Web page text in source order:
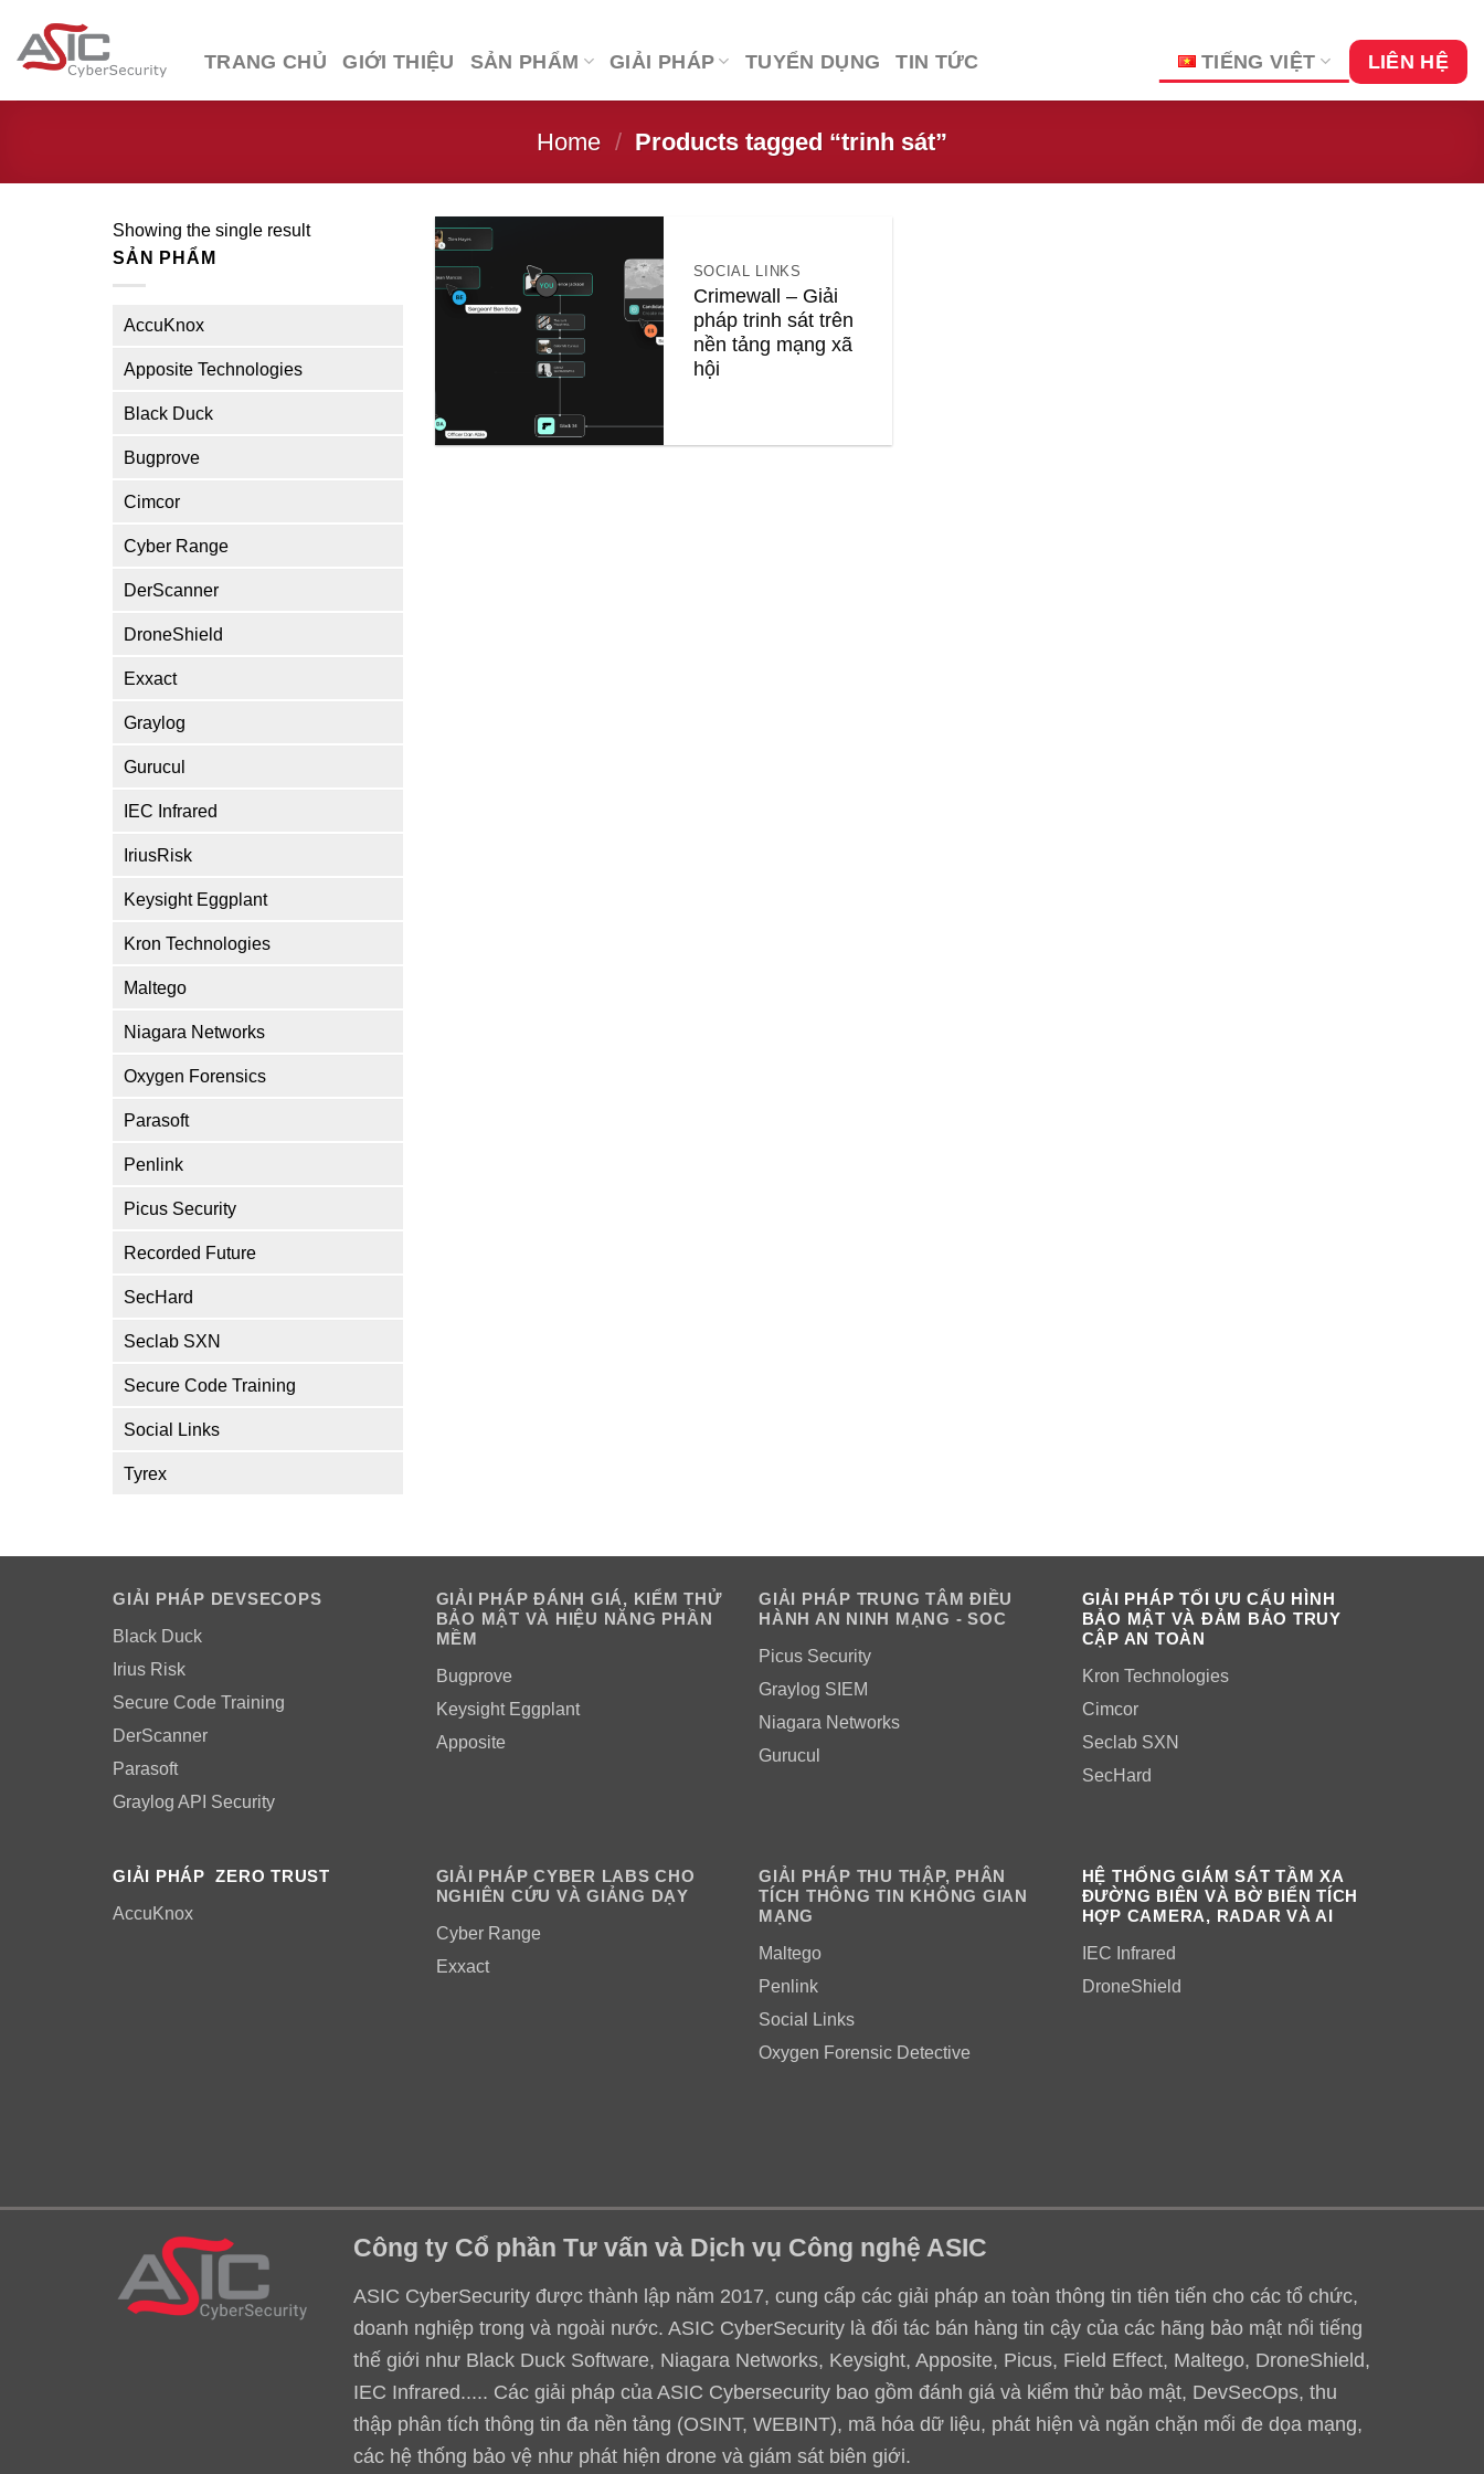
content
TRANG CHỦ GIỚI THIỆU SẢN PHẨM GIẢI PHÁP TUYỂN DỤNG TIN TỨC TIẾNG VIỆT LIÊN HỆ
Home / Products tagged “trinh sát”
Showing the single result
SẢN PHẨM
AccuKnox
Apposite Technologies
Black Duck
Bugprove
Cimcor
Cyber Range
DerScanner
DroneShield
Exxact
Graylog
Gurucul
IEC Infrared
IriusRisk
Keysight Eggplant
Kron Technologies
Maltego
Niagara Networks
Oxygen Forensics
Parasoft
Penlink
Picus Security
Recorded Future
SecHard
Seclab SXN
Secure Code Training
Social Links
Tyrex
SOCIAL LINKS
Crimewall – Giải
pháp trinh sát trên
nền tảng mạng xã
hội
GIẢI PHÁP DEVSECOPS
Black Duck
Irius Risk
Secure Code Training
DerScanner
Parasoft
Graylog API Security
GIẢI PHÁP ĐÁNH GIÁ, KIỂM THỬ
BẢO MẬT VÀ HIỆU NĂNG PHẦN
MỀM
Bugprove
Keysight Eggplant
Apposite
GIẢI PHÁP TRUNG TÂM ĐIỀU
HÀNH AN NINH MẠNG - SOC
Picus Security
Graylog SIEM
Niagara Networks
Gurucul
GIẢI PHÁP TỐI ƯU CẤU HÌNH
BẢO MẬT VÀ ĐẢM BẢO TRUY
CẬP AN TOÀN
Kron Technologies
Cimcor
Seclab SXN
SecHard
GIẢI PHÁP ZERO TRUST
AccuKnox
GIẢI PHÁP CYBER LABS CHO
NGHIÊN CỨU VÀ GIẢNG DẠY
Cyber Range
Exxact
GIẢI PHÁP THU THẬP, PHÂN
TÍCH THÔNG TIN KHÔNG GIAN
MẠNG
Maltego
Penlink
Social Links
Oxygen Forensic Detective
HỆ THỐNG GIÁM SÁT TẦM XA
ĐƯỜNG BIÊN VÀ BỜ BIỂN TÍCH
HỢP CAMERA, RADAR VÀ AI
IEC Infrared
DroneShield
Công ty Cổ phần Tư vấn và Dịch vụ Công nghệ ASIC
ASIC CyberSecurity được thành lập năm 2017, cung cấp các giải pháp an toàn thông tin tiên tiến cho các tổ chức,
doanh nghiệp trong và ngoài nước. ASIC CyberSecurity là đối tác bán hàng tin cậy của các hãng bảo mật nổi tiếng
thế giới như Black Duck Software, Niagara Networks, Keysight, Apposite, Picus, Field Effect, Maltego, DroneShield,
IEC Infrared..... Các giải pháp của ASIC Cybersecurity bao gồm đánh giá và kiểm thử bảo mật, DevSecOps, thu
thập phân tích thông tin đa nền tảng (OSINT, WEBINT), mã hóa dữ liệu, phát hiện và ngăn chặn mối đe dọa mạng,
các hệ thống bảo vệ như phát hiện drone và giám sát biên giới.